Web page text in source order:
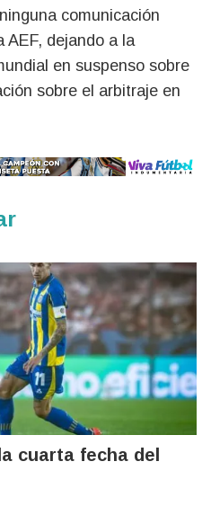
comunicación
AEF, dejando a la
en suspenso sobre
sobre el arbitraje en
cuarta fecha del